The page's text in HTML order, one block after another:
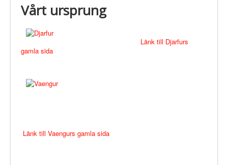
Vårt ursprung
Länk till Djarfurs
gamla sida
Länk till Vaengurs gamla sida